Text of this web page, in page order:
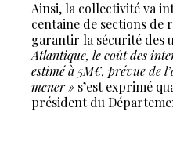
Ainsi, la collectivité va
centaine de sections de
garantir la sécurité des
Atlantique, le coût des
estimé à 5M€, prévue de
mener » s’est exprimé
président du